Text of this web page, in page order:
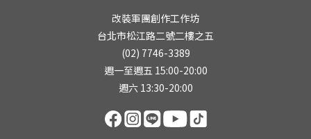
改裝軍團創作工作坊
台北市松江路二號二樓之五
(02) 7746-3389
週一至週五 15:00-20:00
週六 13:30-20:00